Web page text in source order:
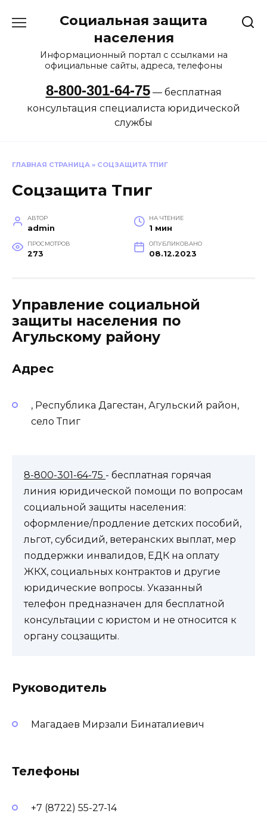
Социальная защита
населения
Информационный портал с ссылками на
официальные сайты, адреса, телефоны
8-800-301-64-75— бесплатная
консультация специалиста юридической
службы
ГЛАВНАЯ СТРАНИЦА » СОЦЗАЩИТА ТПИГ
Соцзащита Тпиг
АВТОР
admin
НА ЧТЕНИЕ
1 мин
ПРОСМОТРОВ
273
ОПУБЛИКОВАНО
08.12.2023
Управление социальной
защиты населения по
Агульскому району
Адрес
, Республика Дагестан, Агульский район,
село Тпиг
8-800-301-64-75 - бесплатная горячая
линия юридической помощи по вопросам
социальной защиты населения:
оформление/продление детских пособий,
льгот, субсидий, ветеранских выплат, мер
поддержки инвалидов, ЕДК на оплату
ЖКХ, социальных контрактов и другие
юридические вопросы. Указанный
телефон предназначен для бесплатной
консультации с юристом и не относится к
органу соцзащиты.
Руководитель
Магадаев Мирзали Бинаталиевич
Телефоны
+7 (8722) 55-27-14